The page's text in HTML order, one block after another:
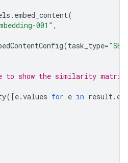
. embed_content(
001" ,
(task_type=
to show the similarity matrix
([e.values for e in result.